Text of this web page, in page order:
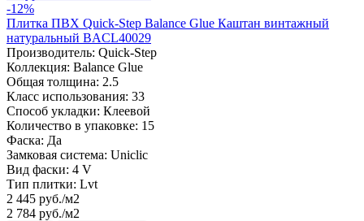
-12%
Плитка ПВХ Quick-Step Balance Glue Каштан винтажный
натуральный BACL40029
Производитель: Quick-Step
Коллекция: Balance Glue
Общая толщина: 2.5
Класс использования: 33
Способ укладки: Клеевой
Количество в упаковке: 15
Фаска: Да
Замковая система: Uniclic
Вид фаски: 4 V
Тип плитки: Lvt
2 445 руб./м2
2 784 руб./м2